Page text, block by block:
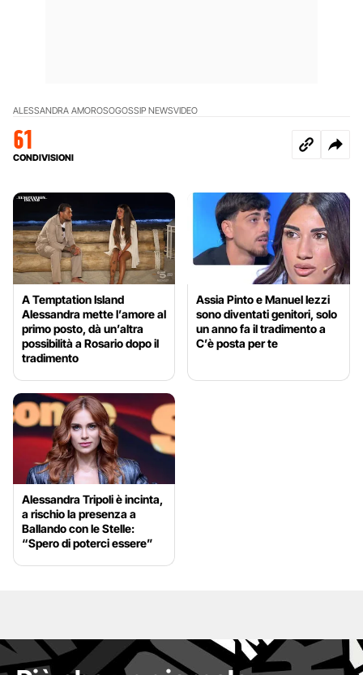
ALESSANDRA AMOROSOGOSSIP NEWSVIDEO
61
CONDIVISIONI
A Temptation Island
Alessandra mette l’amore al
primo posto, dà un’altra
possibilità a Rosario dopo il
tradimento
Assia Pinto e Manuel Iezzi
sono diventati genitori, solo
un anno fa il tradimento a
C’è posta per te
Alessandra Tripoli è incinta,
a rischio la presenza a
Ballando con le Stelle:
“Spero di poterci essere”